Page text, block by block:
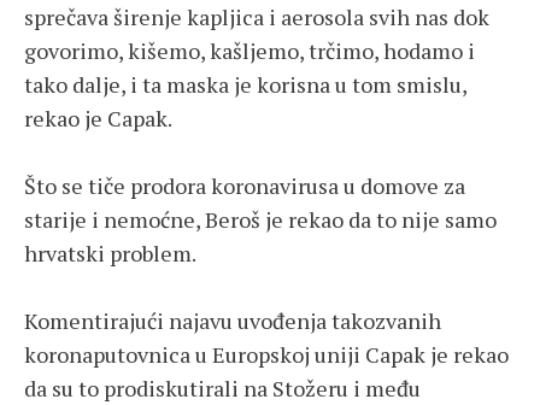
sprečava širenje kapljica i aerosola svih nas dok
govorimo, kišemo, kašljemo, trčimo, hodamo i
tako dalje, i ta maska je korisna u tom smislu,
rekao je Capak.
Što se tiče prodora koronavirusa u domove za
starije i nemoćne, Beroš je rekao da to nije samo
hrvatski problem.
Komentirajući najavu uvođenja takozvanih
koronaputovnica u Europskoj uniji Capak je rekao
da su to prodiskutirali na Stožeru i među